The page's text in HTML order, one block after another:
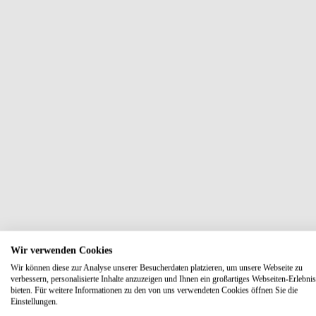
Wir verwenden Cookies
Wir können diese zur Analyse unserer Besucherdaten platzieren, um unsere Webseite zu
verbessern, personalisierte Inhalte anzuzeigen und Ihnen ein großartiges Webseiten-
bieten. Für weitere Informationen zu den von uns verwendeten Cookies öffnen Sie die
Einstellungen.